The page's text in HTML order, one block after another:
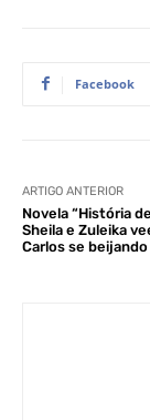
Facebook
ARTIGO ANTERIOR
Novela “História
Sheila e Zuleika
Carlos se beijando